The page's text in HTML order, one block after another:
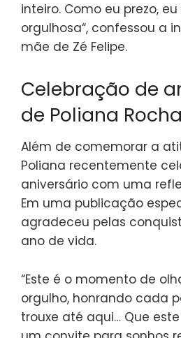
inteiro. Como eu prezo,
orgulhosa“, confessou a
mãe de Zé Felipe.
Celebração de
de Poliana Rocha
Além de comemorar a
Poliana recentemente
aniversário com uma
Em uma publicação
agradeceu pelas
ano de vida.
“Este é o momento de
orgulho, honrando cada
trouxe até aqui… Que